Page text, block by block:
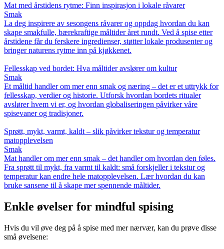
Mat med årstidens rytme: Finn inspirasjon i lokale råvarer
Smak
La deg inspirere av sesongens råvarer og oppdag hvordan du kan
skape smakfulle, bærekraftige måltider året rundt. Ved å spise etter
årstidene får du ferskere ingredienser, støtter lokale produsenter og
bringer naturens rytme inn på kjøkkenet.
Fellesskap ved bordet: Hva måltider avslører om kultur
Smak
Et måltid handler om mer enn smak og næring – det er et uttrykk for
fellesskap, verdier og historie. Utforsk hvordan bordets ritualer
avslører hvem vi er, og hvordan globaliseringen påvirker våre
spisevaner og tradisjoner.
Sprøtt, mykt, varmt, kaldt – slik påvirker tekstur og temperatur
matopplevelsen
Smak
Mat handler om mer enn smak – det handler om hvordan den føles.
Fra sprøtt til mykt, fra varmt til kaldt: små forskjeller i tekstur og
temperatur kan endre hele matopplevelsen. Lær hvordan du kan
bruke sansene til å skape mer spennende måltider.
Enkle øvelser for mindful spising
Hvis du vil øve deg på å spise med mer nærvær, kan du prøve disse
små øvelsene: